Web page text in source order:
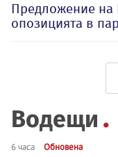
Предложение на
опозицията в
Водещи
6 часа Обновена